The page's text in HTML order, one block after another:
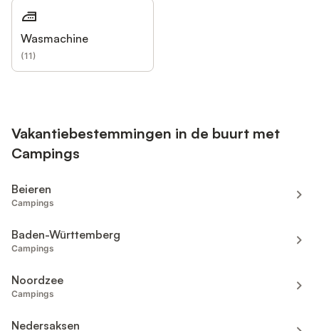
Wasmachine
(11)
Vakantiebestemmingen in de buurt met
Campings
Beieren
Campings
Baden-Württemberg
Campings
Noordzee
Campings
Nedersaksen